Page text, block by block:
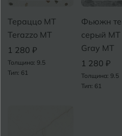
Тераццо MT
Terazzo MT
1 280 ₽
Толщина: 9.5
Тип: 61
Фьюжн
серый MT
Gray МТ
1 280 ₽
Толщина: 9.5
Тип: 61